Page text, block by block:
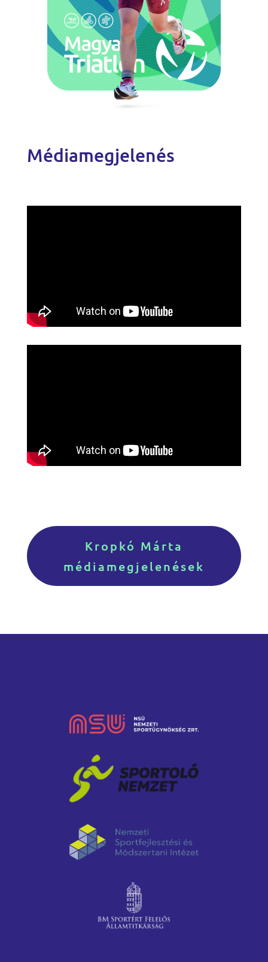
Médiamegjelenés
Kropkó Márta
médiamegjelenések